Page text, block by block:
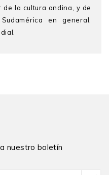
la cultura andina, y de
en general,
nuestro boletín